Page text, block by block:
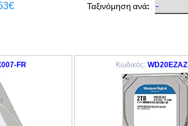
Ταξινόμηση ανά:
FR Κωδικός:WD20EZAZ